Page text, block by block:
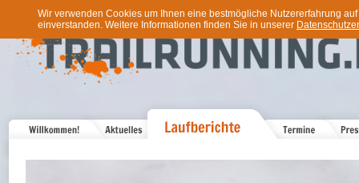
Wir verwenden Cookies um Ihnen eine bestmögliche Nutzererfahrung
einverstanden. Weitere Informationen finden Sie in unserer